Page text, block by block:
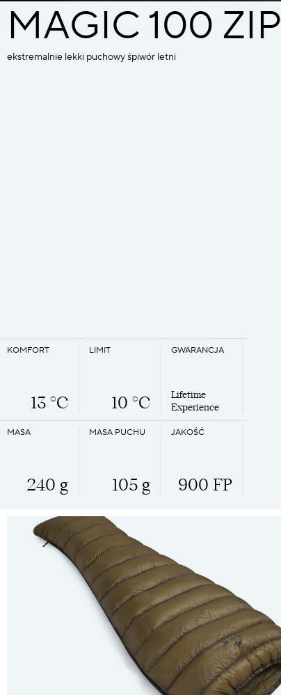
MAGIC 100 ZIP
ekstremalnie lekki puchowy śpiwór letni
MASA
240 g
JAKOŚĆ
900 FP
MASA PUCHU
105 g
KOMFORT
13 °C
LIMIT
10 °C
GWARANCJA
Lifetime
Experience